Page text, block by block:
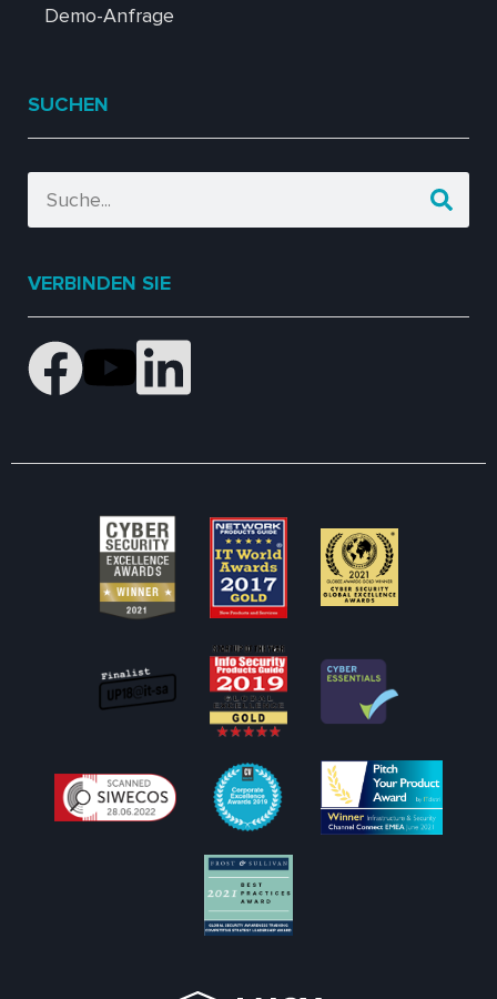
Demo-Anfrage
SUCHEN
VERBINDEN SIE